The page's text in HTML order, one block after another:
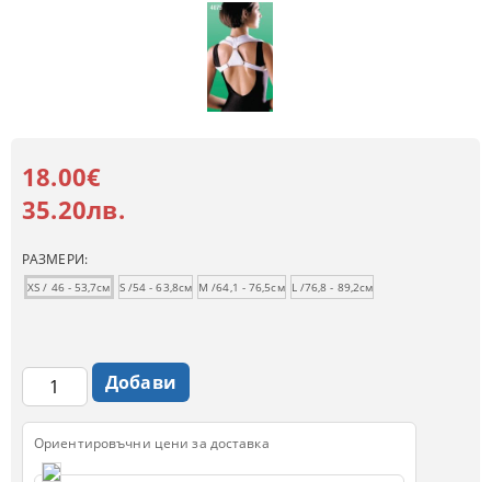
18.00€
35.20лв.
РАЗМЕРИ:
XS / 46 - 53,7см S /54 - 63,8см M /64,1 - 76,5см L /76,8 - 89,2см
Ориентировъчни цени за доставка